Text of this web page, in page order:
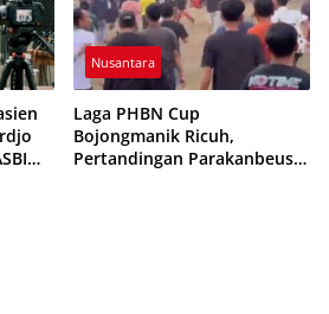
Nusantara
Laga PHBN Cup
Bojongmanik Ricuh,
Pertandingan Parakanbeusi